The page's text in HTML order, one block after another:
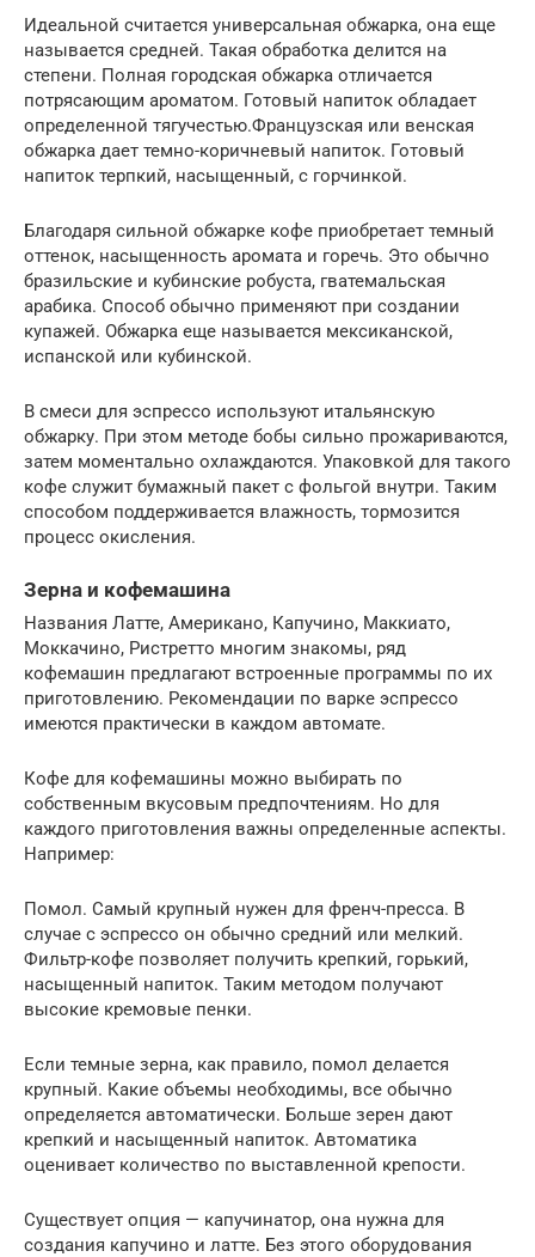
Идеальной считается универсальная обжарка, она еще
называется средней. Такая обработка делится на
степени. Полная городская обжарка отличается
потрясающим ароматом. Готовый напиток обладает
определенной тягучестью.Французская или венская
обжарка дает темно-коричневый напиток. Готовый
напиток терпкий, насыщенный, с горчинкой.
Благодаря сильной обжарке кофе приобретает темный
оттенок, насыщенность аромата и горечь. Это обычно
бразильские и кубинские робуста, гватемальская
арабика. Способ обычно применяют при создании
купажей. Обжарка еще называется мексиканской,
испанской или кубинской.
В смеси для эспрессо используют итальянскую
обжарку. При этом методе бобы сильно прожариваются,
затем моментально охлаждаются. Упаковкой для такого
кофе служит бумажный пакет с фольгой внутри. Таким
способом поддерживается влажность, тормозится
процесс окисления.
Зерна и кофемашина
Названия Латте, Американо, Капучино, Маккиато,
Моккачино, Ристретто многим знакомы, ряд
кофемашин предлагают встроенные программы по их
приготовлению. Рекомендации по варке эспрессо
имеются практически в каждом автомате.
Кофе для кофемашины можно выбирать по
собственным вкусовым предпочтениям. Но для
каждого приготовления важны определенные аспекты.
Например:
Помол. Самый крупный нужен для френч-пресса. В
случае с эспрессо он обычно средний или мелкий.
Фильтр-кофе позволяет получить крепкий, горький,
насыщенный напиток. Таким методом получают
высокие кремовые пенки.
Если темные зерна, как правило, помол делается
крупный. Какие объемы необходимы, все обычно
определяется автоматически. Больше зерен дают
крепкий и насыщенный напиток. Автоматика
оценивает количество по выставленной крепости.
Существует опция — капучинатор, она нужна для
создания капучино и латте. Без этого оборудования